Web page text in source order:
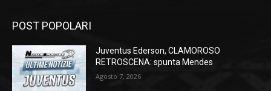
POST POPOLARI
Juventus Ederson, CLAMOROSO
RETROSCENA: spunta Mendes
Agosto 7, 2026